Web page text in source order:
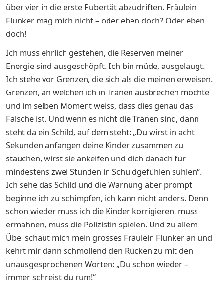
über vier in die erste Pubertät abzudriften. Fräulein
Flunker mag mich nicht – oder eben doch? Oder eben
doch!
Ich muss ehrlich gestehen, die Reserven meiner
Energie sind ausgeschöpft. Ich bin müde, ausgelaugt.
Ich stehe vor Grenzen, die sich als die meinen erweisen.
Grenzen, an welchen ich in Tränen ausbrechen möchte
und im selben Moment weiss, dass dies genau das
Falsche ist. Und wenn es nicht die Tränen sind, dann
steht da ein Schild, auf dem steht: „Du wirst in acht
Sekunden anfangen deine Kinder zusammen zu
stauchen, wirst sie ankeifen und dich danach für
mindestens zwei Stunden in Schuldgefühlen suhlen“.
Ich sehe das Schild und die Warnung aber prompt
beginne ich zu schimpfen, ich kann nicht anders. Denn
schon wieder muss ich die Kinder korrigieren, muss
ermahnen, muss die Polizistin spielen. Und zu allem
Übel schaut mich mein grosses Fräulein Flunker an und
kehrt mir dann schmollend den Rücken zu mit den
unausgesprochenen Worten: „Du schon wieder –
immer schreist du rum!“